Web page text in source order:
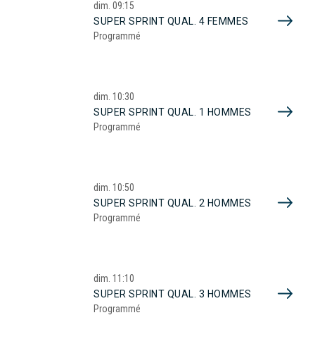
dim. 09:15
SUPER SPRINT QUAL. 4 FEMMES
Programmé
dim. 10:30
SUPER SPRINT QUAL. 1 HOMMES
Programmé
dim. 10:50
SUPER SPRINT QUAL. 2 HOMMES
Programmé
dim. 11:10
SUPER SPRINT QUAL. 3 HOMMES
Programmé